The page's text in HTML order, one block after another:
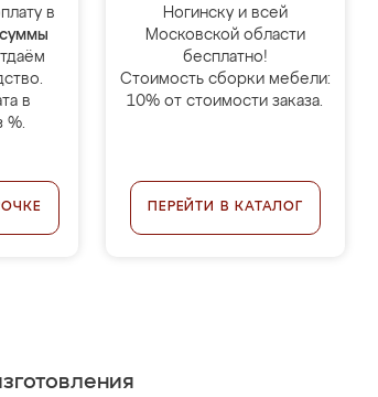
в
в
%.
Ногинску и всей
Московской области
бесплатно!
Стоимость сборки мебели:
10% от стоимости заказа.
ПЕРЕЙТИ В КАТАЛОГ